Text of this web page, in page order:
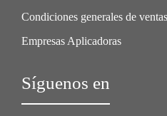
Condiciones generales de ventas
Empresas Aplicadoras
Síguenos en